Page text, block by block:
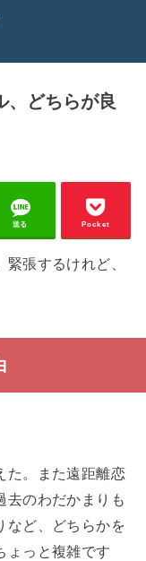
、どちらが良
送る Pocket
張するけれど、
た。また遠距離恋
去のわだかまりも
など、どちらかを
ょっと複雑です